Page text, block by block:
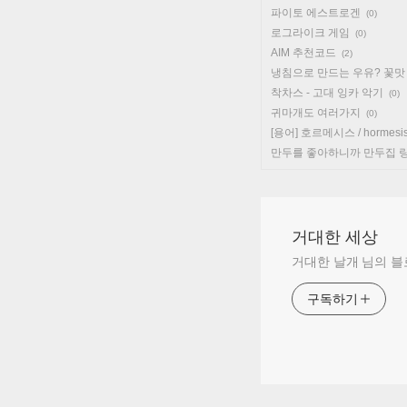
파이토 에스트로겐 (0)
로그라이크 게임 (0)
AIM 추천코드 (2)
냉침으로 만드는 우유? 꽃맛
착차스 - 고대 잉카 악기 (0)
귀마개도 여러가지 (0)
[용어] 호르메시스 /
만두를 좋아하니까 만두집
거대한 세상
거대한 날개 님의 블
구독하기